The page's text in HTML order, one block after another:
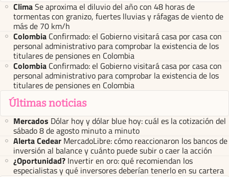
ClimaSe aproxima el diluvio del año con 48 horas de
tormentas con granizo, fuertes lluvias y ráfagas de viento de
más de 70 km/h
Colombia Confirmado: el Gobierno visitará casa por casa con
personal administrativo para comprobar la existencia de los
titulares de pensiones en Colombia
Colombia Confirmado: el Gobierno visitará casa por casa con
personal administrativo para comprobar la existencia de los
titulares de pensiones en Colombia
Últimas noticias
Mercados Dólar hoy y dólar blue hoy: cuál es la cotización del
sábado 8 de agosto minuto a minuto
Alerta Cedear MercadoLibre: cómo reaccionaron los bancos de
inversión al balance y cuánto puede subir o caer la acción
¿Oportunidad? Invertir en oro: qué recomiendan los
especialistas y qué inversores deberían tenerlo en su cartera